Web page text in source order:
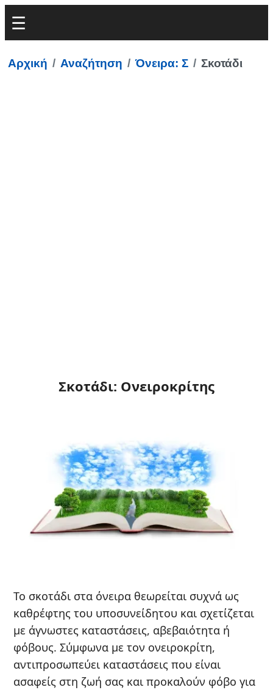
Αρχική Αναζήτηση Όνειρα: Σ Σκοτάδι
Σκοτάδι: Ονειροκρίτης
Το σκοτάδι στα όνειρα θεωρείται συχνά ως
καθρέφτης του υποσυνείδητου και σχετίζεται
με άγνωστες καταστάσεις, αβεβαιότητα ή
φόβους. Σύμφωνα με τον ονειροκρίτη,
αντιπροσωπεύει καταστάσεις που είναι
ασαφείς στη ζωή σας και προκαλούν φόβο για